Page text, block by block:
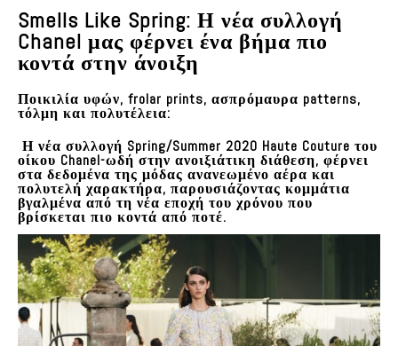
Smells Like Spring: Η νέα συλλογή
Chanel μας φέρνει ένα βήμα πιο
κοντά στην άνοιξη
Ποικιλία υφών, frolar prints, ασπρόμαυρα patterns,
τόλμη και πολυτέλεια:
Η νέα συλλογή Spring/Summer 2020 Haute Couture του
οίκου Chanel-ωδή στην ανοιξιάτικη διάθεση, φέρνει
στα δεδομένα της μόδας ανανεωμένο αέρα και
πολυτελή χαρακτήρα, παρουσιάζοντας κομμάτια
βγαλμένα από τη νέα εποχή του χρόνου που
βρίσκεται πιο κοντά από ποτέ.